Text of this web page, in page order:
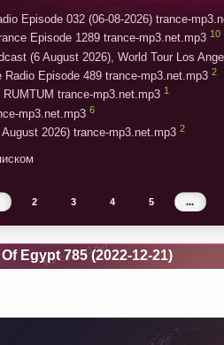
Episode 032 (06-08-2026) trance-
Episode 1289 trance-mp3.net.mp3 10
(6 August 2026), World Tour Los
Episode 489 trance-mp3.net.mp3 2
trance-mp3.net.mp3 1
mp3.net.mp3 6
2026) trance-mp3.net.mp3 2
2 3 4 5 ...
Egypt 785 (2022-12-21)